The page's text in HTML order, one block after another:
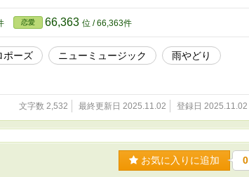
恋愛 66,363 位 / 66,363件
ポーズ ニューミュージック
雨やどり
文字数 2,532 最終更新日 2025.11.02 登録日 2025.11.02
お気に入りに追加 0